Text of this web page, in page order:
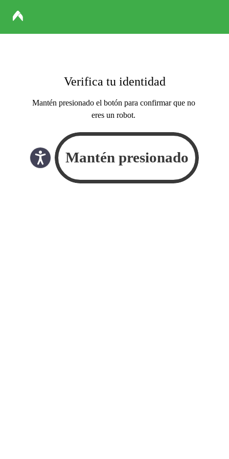
Verifica tu identidad
Mantén presionado el botón para confirmar que no
eres un robot.